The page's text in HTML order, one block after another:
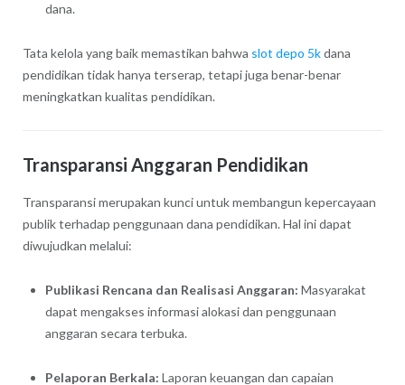
dana.
Tata kelola yang baik memastikan bahwa slot depo 5kdana
pendidikan tidak hanya terserap, tetapi juga benar-benar
meningkatkan kualitas pendidikan.
Transparansi Anggaran Pendidikan
Transparansi merupakan kunci untuk membangun kepercayaan
publik terhadap penggunaan dana pendidikan. Hal ini dapat
diwujudkan melalui:
Publikasi Rencana dan Realisasi Anggaran: Masyarakat
dapat mengakses informasi alokasi dan penggunaan
anggaran secara terbuka.
Pelaporan Berkala: Laporan keuangan dan capaian